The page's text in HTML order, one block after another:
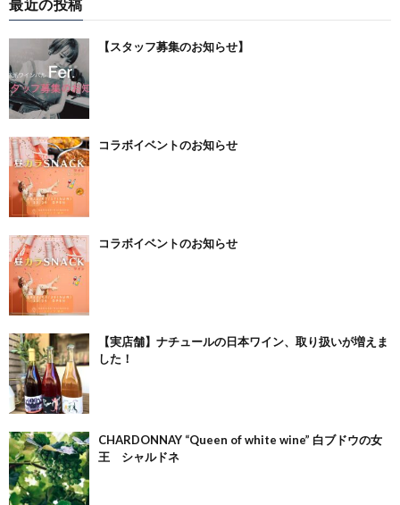
最近の投稿
【スタッフ募集のお知らせ】
コラボイベントのお知らせ
コラボイベントのお知らせ
【実店舗】ナチュールの日本ワイン、取り扱いが増えま
した！
CHARDONNAY “Queen of white wine” 白ブドウの女
王 シャルドネ